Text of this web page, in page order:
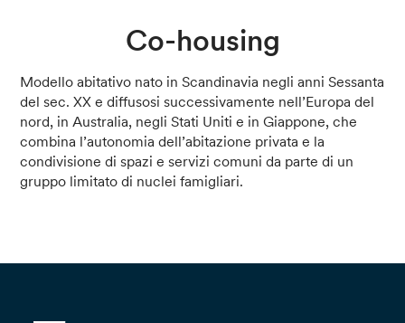
Co-housing
Modello abitativo nato in Scandinavia negli anni Sessanta
del sec. XX e diffusosi successivamente nell’Europa del
nord, in Australia, negli Stati Uniti e in Giappone, che
combina l’autonomia dell’abitazione privata e la
condivisione di spazi e servizi comuni da parte di un
gruppo limitato di nuclei famigliari.